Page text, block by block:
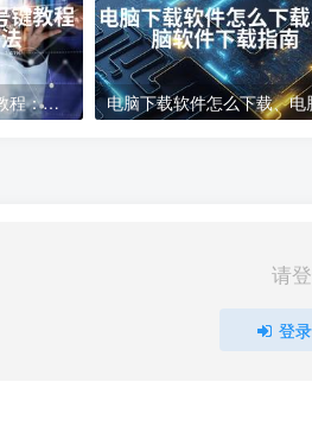
井号键怎么打_井号键教程：打出#的方法
请
登录